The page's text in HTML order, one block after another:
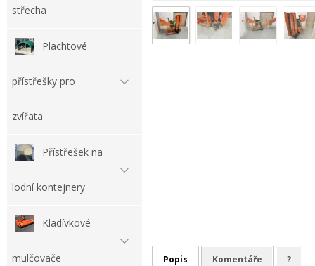
střecha
Plachtové
přístřešky pro
zvířata
Přístřešek na
lodní kontejnery
Kladívkové
mulčovače Popis Komentáře ?